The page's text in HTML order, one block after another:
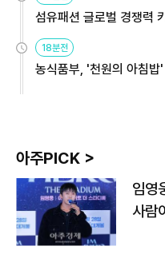
섬유패션 글로벌 경쟁력
18분전
농식품부, '천원의 아침
아주PICK >
임영
사람